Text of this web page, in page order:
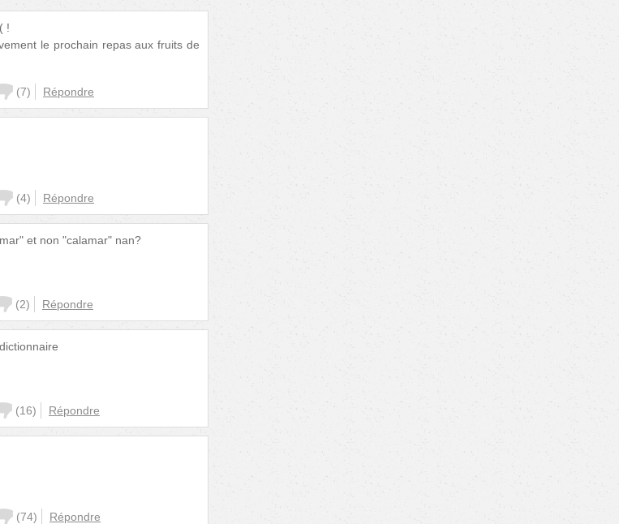
!
le prochain repas aux fruits de
(7) Répondre
(4) Répondre
et non "calamar" nan?
(2) Répondre
(16) Répondre
(74) Répondre